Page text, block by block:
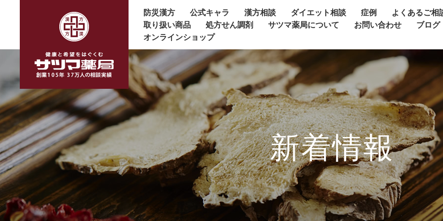
防災漢方 公式キャラ 漢方相談 ダイエット相談 症例
よくあるご相
取り扱い商品
処方せん調剤 サツマ薬局について お問い合わせ
ブログ
オンラインショップ
新着情報